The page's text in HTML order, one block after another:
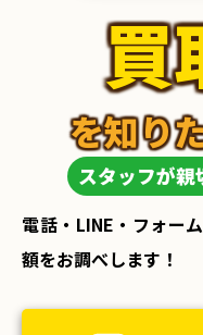
買
スタッフが親
を知り
電話・LINE・フォー
額をお調べします！